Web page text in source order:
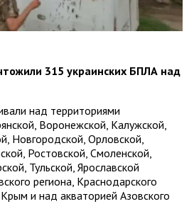
315 украинских БПЛА над
над территориями
Воронежской, Калужской,
Новгородской, Орловской,
Ростовской, Смоленской,
Тульской, Ярославской
региона, Краснодарского
и над акваторией Азовского